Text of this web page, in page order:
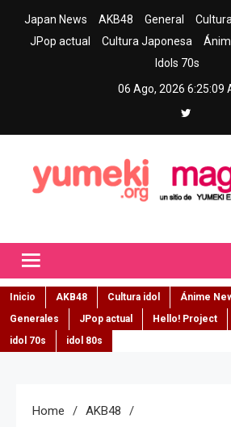
Japan News AKB48 General
JPop actual
Cultura Japonesa
Idols 70s
06 Ago, 2026 6:25:10
Inicio AKB48 Cultura idol Ánime
Generales
JPop actual Hello! Project
idol 70s
idol 80s
Home
AKB48